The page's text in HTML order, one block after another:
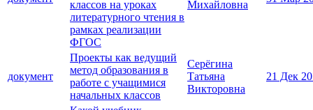
классов на уроках
литературного чтения в
рамках реализации
ФГОС
Михайловна
документ
Проекты как ведущий
метод образования в
работе с учащимися
начальных классов
Серёгина
Татьяна
Викторовна
21 Дек